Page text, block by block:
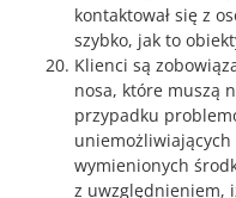
kontaktował się z
szybko, jak to
Klienci są
nosa, które muszą
przypadku
uniemożliwiających
wymienionych
z uwzględnieniem,